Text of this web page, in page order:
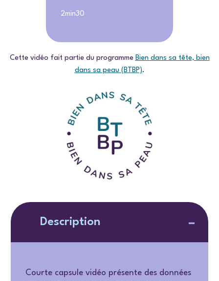
2min30
Cette vidéo fait partie du programme Bien dans sa tête, bien
dans sa peau (BTBP).
Description
Courte capsule vidéo présente des données